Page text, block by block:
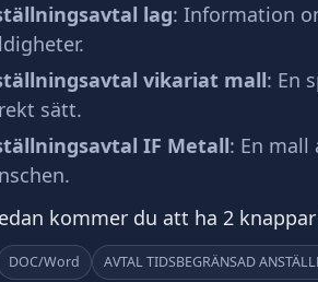
lag: Information
vikariat mall: En
sätt.
IF Metall: En
kommer du att ha 2
DOC/Word AVTAL TIDSBEGRÄNSAD